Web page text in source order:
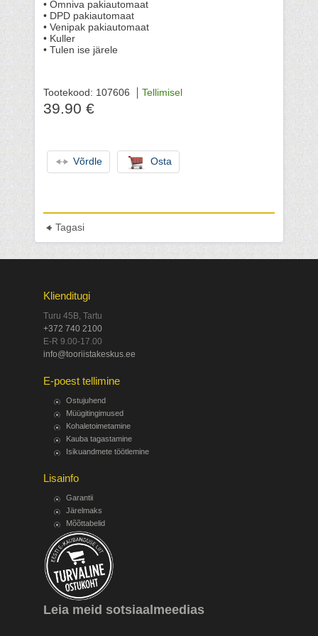
• Omniva pakiautomaat
• DPD pakiautomaat
• Venipak pakiautomaat
• Kuller
• Tulen ise järele
Tootekood: 107606 Tellimisel
39.90 €
Võrdle Osta
Tagasi
Klienditugi
Turu 45B, Tartu
+372 740 2100
E-R 9.00-17.00
info@tooriistakeskus.ee
E-poest tellimine
Ostujuhend
Müügitingimused
Kohaletoimetamine
Kauba tagastamine
Isikuandmete töötlemine
Lisainfo
Garantii
Järelmaks
Mõõttabelid
Leia meid sotsiaalmeedias